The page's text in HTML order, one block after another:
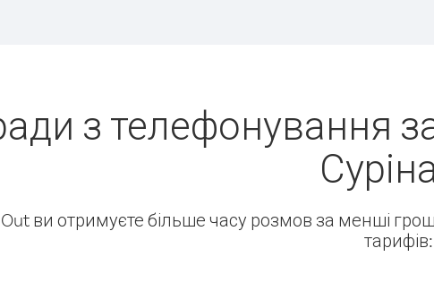
з телефонування
Out ви отримуєте більше часу розмов за менші
тарифів: